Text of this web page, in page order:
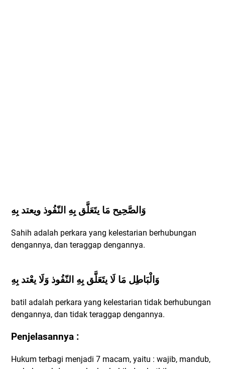
وَالصَّحِيح مَا يتَعَلَّق بِهِ النّفُوذ ويعتد بِهِ
Sahih adalah perkara yang kelestarian berhubungan
dengannya, dan teraggap dengannya.
وَالْبَاطِل مَا لَا يتَعَلَّق بِهِ النّفُوذ وَلَا يعْتد بِهِ
batil adalah perkara yang kelestarian tidak berhubungan
dengannya, dan tidak teraggap dengannya.
Penjelasannya :
Hukum terbagi menjadi 7 macam, yaitu : wajib, mandub,